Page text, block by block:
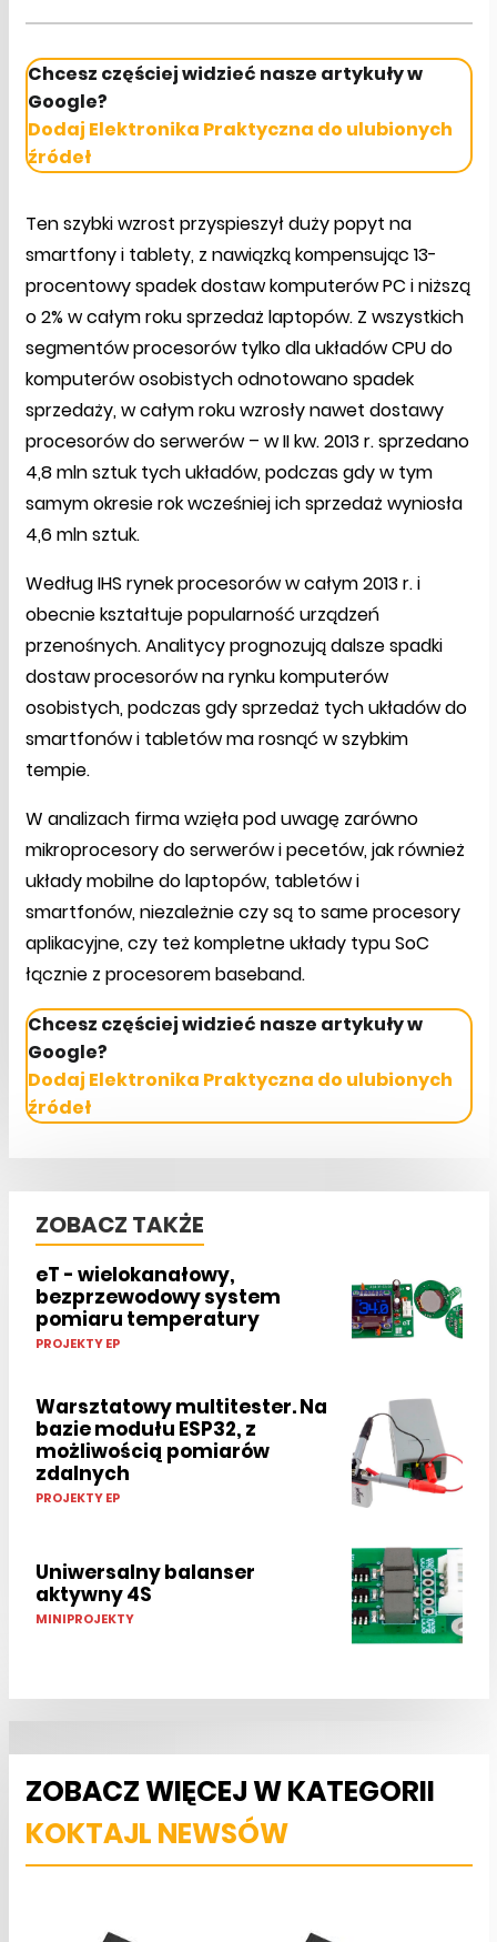
Chcesz częściej widzieć nasze artykuły w
Google?
Dodaj Elektronika Praktyczna do ulubionych
źródeł
Ten szybki wzrost przyspieszył duży popyt na
smartfony i tablety, z nawiązką kompensując 13-
procentowy spadek dostaw komputerów PC i niższą
o 2% w całym roku sprzedaż laptopów. Z wszystkich
segmentów procesorów tylko dla układów CPU do
komputerów osobistych odnotowano spadek
sprzedaży, w całym roku wzrosły nawet dostawy
procesorów do serwerów – w II kw. 2013 r. sprzedano
4,8 mln sztuk tych układów, podczas gdy w tym
samym okresie rok wcześniej ich sprzedaż wyniosła
4,6 mln sztuk.
Według IHS rynek procesorów w całym 2013 r. i
obecnie kształtuje popularność urządzeń
przenośnych. Analitycy prognozują dalsze spadki
dostaw procesorów na rynku komputerów
osobistych, podczas gdy sprzedaż tych układów do
smartfonów i tabletów ma rosnąć w szybkim
tempie.
W analizach firma wzięła pod uwagę zarówno
mikroprocesory do serwerów i pecetów, jak również
układy mobilne do laptopów, tabletów i
smartfonów, niezależnie czy są to same procesory
aplikacyjne, czy też kompletne układy typu SoC
łącznie z procesorem baseband.
Chcesz częściej widzieć nasze artykuły w
Google?
Dodaj Elektronika Praktyczna do ulubionych
źródeł
ZOBACZ TAKŻE
eT - wielokanałowy,
bezprzewodowy system
pomiaru temperatury
PROJEKTY EP
Warsztatowy multitester. Na
bazie modułu ESP32, z
możliwością pomiarów
zdalnych
PROJEKTY EP
Uniwersalny balanser
aktywny 4S
MINIPROJEKTY
ZOBACZ WIĘCEJ W KATEGORII
KOKTAJL NEWSÓW